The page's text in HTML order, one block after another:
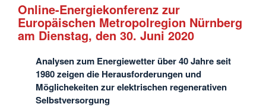
Online-Energiekonferenz zur
Europäischen Metropolregion Nürnberg
am Dienstag, den 30. Juni 2020
Analysen zum Energiewetter über 40 Jahre seit
1980 zeigen die Herausforderungen und
Möglichekeiten zur elektrischen regenerativen
Selbstversorgung